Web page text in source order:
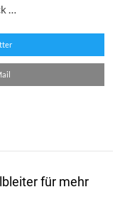
…
für mehr